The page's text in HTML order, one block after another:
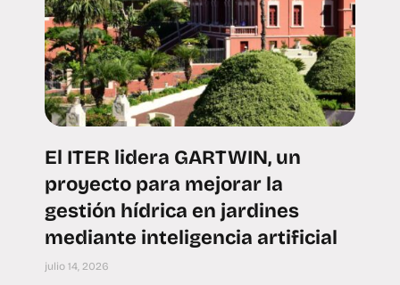
El ITER lidera GARTWIN, un
proyecto para mejorar la
gestión hídrica en jardines
mediante inteligencia artificial
julio 14, 2026